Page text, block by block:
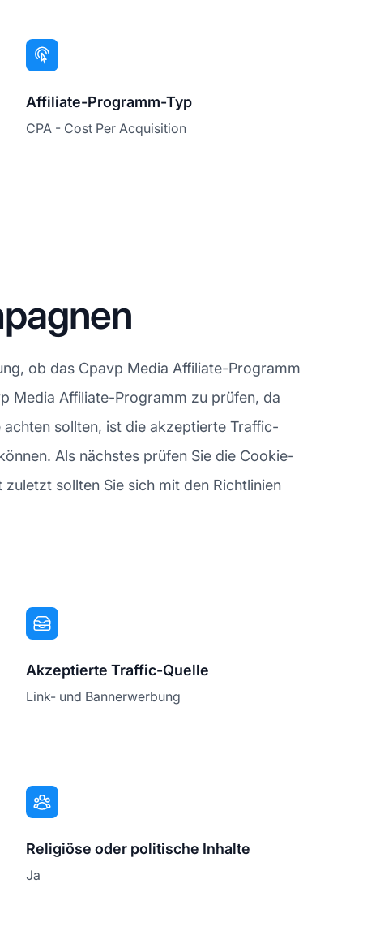
Affiliate-Programm-Typ
CPA - Cost Per Acquisition
ob das Cpavp Media Affiliate-Programm
Media Affiliate-Programm zu prüfen, da
sollten, ist die akzeptierte Traffic-
Als nächstes prüfen Sie die Cookie-
sollten Sie sich mit den Richtlinien
Akzeptierte Traffic-Quelle
Link- und Bannerwerbung
Religiöse oder politische Inhalte
Ja